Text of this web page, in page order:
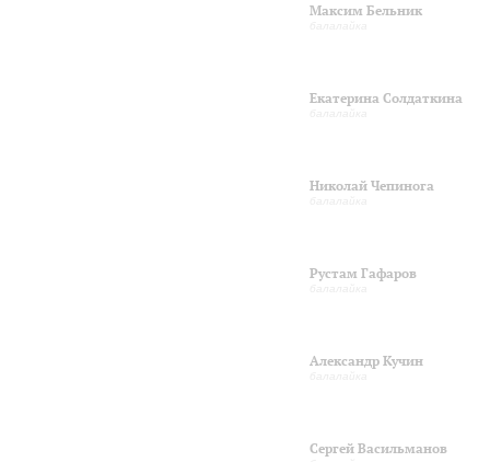
Максим Бельник
Екатерина Солдаткина
Николай Чепинога
Рустам Гафаров
Александр Кучин
Сергей Васильманов